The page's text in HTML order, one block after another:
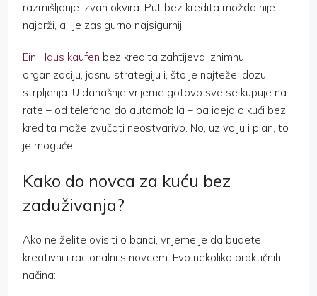
razmišljanje izvan okvira. Put bez kredita možda nije
najbrži, ali je zasigurno najsigurniji.
Ein Haus kaufen bez kredita zahtijeva iznimnu
organizaciju, jasnu strategiju i, što je najteže, dozu
strpljenja. U današnje vrijeme gotovo sve se kupuje na
rate – od telefona do automobila – pa ideja o kući bez
kredita može zvučati neostvarivo. No, uz volju i plan, to
je moguće.
Kako do novca za kuću bez
zaduživanja?
Ako ne želite ovisiti o banci, vrijeme je da budete
kreativni i racionalni s novcem. Evo nekoliko praktičnih
načina: